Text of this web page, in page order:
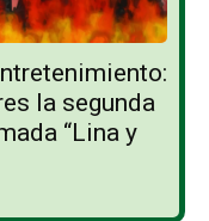
la segunda
“Lina y